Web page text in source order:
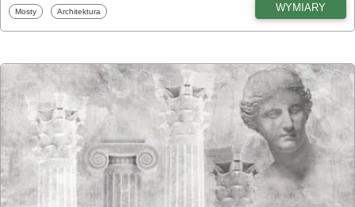
Fototapety
Mosty Fototapety
Architektura WYMIARY